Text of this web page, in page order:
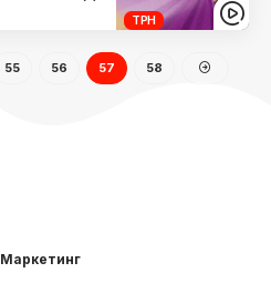
ТРН
55 56 57 58
Маркетинг